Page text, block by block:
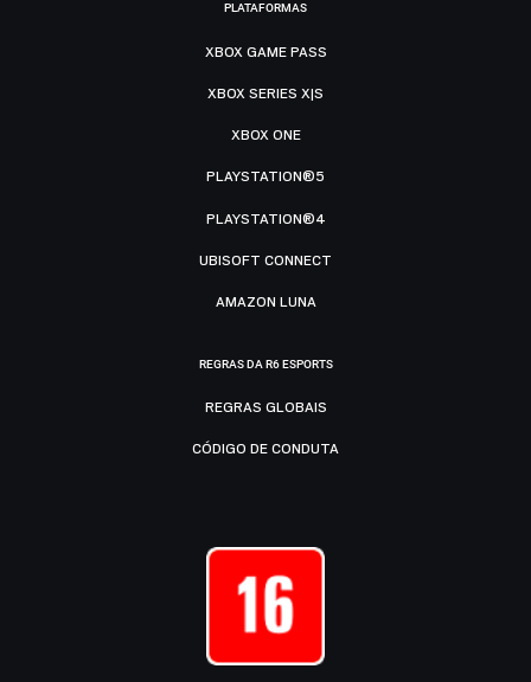
PLATAFORMAS
XBOX GAME PASS
XBOX SERIES X|S
XBOX ONE
PLAYSTATION®5
PLAYSTATION®4
UBISOFT CONNECT
AMAZON LUNA
REGRAS DA R6 ESPORTS
REGRAS GLOBAIS
CÓDIGO DE CONDUTA